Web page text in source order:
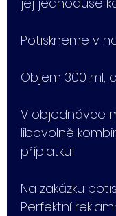
Potiskneme v
Objem 300 ml,
V objednávce
libovolně
příplatku!
Na zakázku
Perfektní